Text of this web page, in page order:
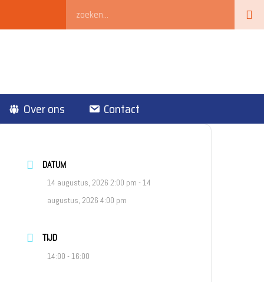
Zoeken
Over ons Contact
DATUM
14 augustus, 2026 2:00 pm - 14
augustus, 2026 4:00 pm
TIJD
14:00 - 16:00